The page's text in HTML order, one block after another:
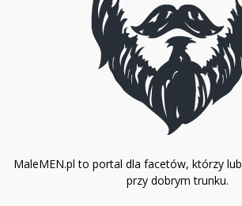
MaleMEN.pl to portal dla facetów, którzy
przy dobrym trunku.